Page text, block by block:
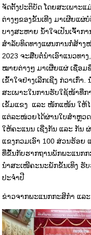
ຈັດຕັ້ງປະຕິບັດ ໂດຍສະເພາະແ
ຕ່າງໆຂອງຂັ້ນເທີງ ມາເຜີຍແຜ່
ບາງສະຫາຍ ນໍ້າໃຈເປັນເຈົ້າ
ສຳລັບທິດທາງແຜນການກໍ່ສ້າ
2023 ຈະສືບຕໍ່ນຳເອົາແນວທາ
ໝາຍຕ່າງໆ ມາເຜີ່ຍແຜ່ ເຊື່ອ
ເຂົ້າໃຈຢ່າງເລີກເຊີງ ກ່ວາເກົ່
ສະເພາະໃນການຮັບໃຊ້ໜ້າທີ່ກ
ເຂັ້ມແຂງ ແລະ ໜັກແໜ້ນ ໃຫ້
ແຕ່ລະໜ່ວຍໄດ້ຜ່ານໃບສຳຫຼວ
ໃຫ້ຄະແນນ ເຊີ່ງກັນ ແລະ ກັນ
ແຂງກວມເອົາ 100 ສ່ວນຮ້ອຍ
ທີ່ຂື້ນກັບຮາກຖານພັກພະແນກ
ນຳສະເໜີຄະນະພັກຂັ້ນເທິງ ຮັ
ປະຈຳປີ
ຂ່າວຈາກພະແນກກະສິກຳ ແລະ